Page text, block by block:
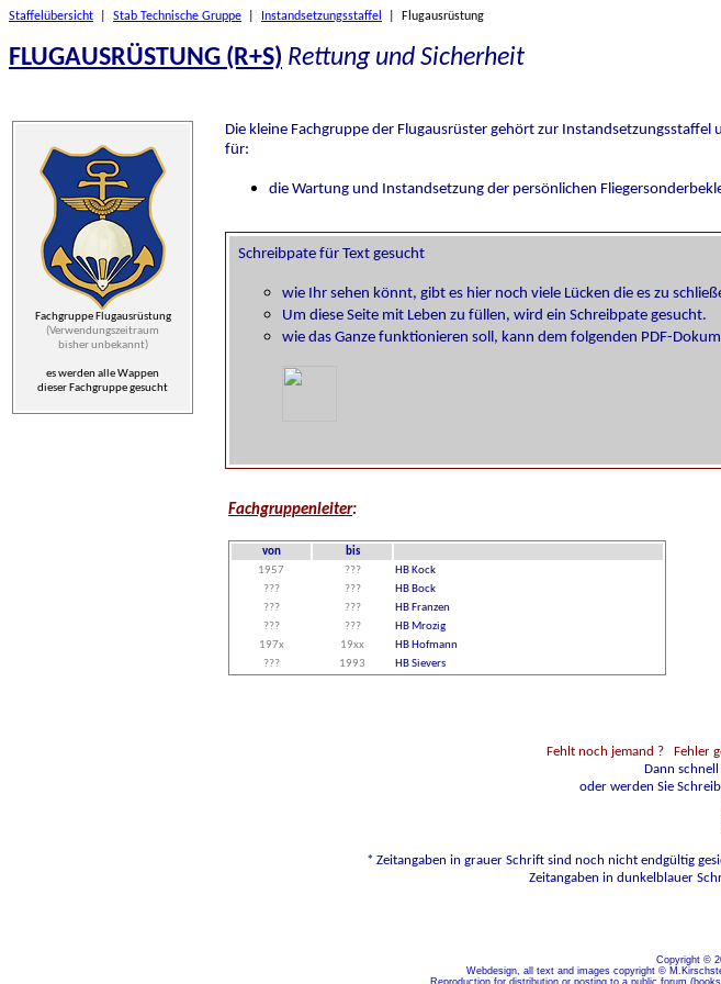
Staffelübersicht Stab Technische Gruppe Instandsetzungsstaffel | Flugausrüstung
FLUGAUSRÜSTUNG (R+S) Rettung und Sicherheit
Fachgruppe Flugausrüstung
(Verwendungszeitraum
bisher unbekannt)
es werden alle Wappen
dieser Fachgruppe gesucht
Die kleine Fachgruppe der Flugausrüster gehört zur
für:
die Wartung und Instandsetzung der persönlichen
Fachgruppenleiter:
von
bis
1957
???
HB Kock
???
???
HB Bock
???
???
HB Franzen
???
???
HB Mrozig
197x
19xx
HB Hofmann
???
1993 HB Sievers
Fehlt noch jemand ?
Fehler
Dann
oder werden Sie
* Zeitangaben in grauer Schrift sind noch nicht endgültig
Zeitangaben in dunkelblauer